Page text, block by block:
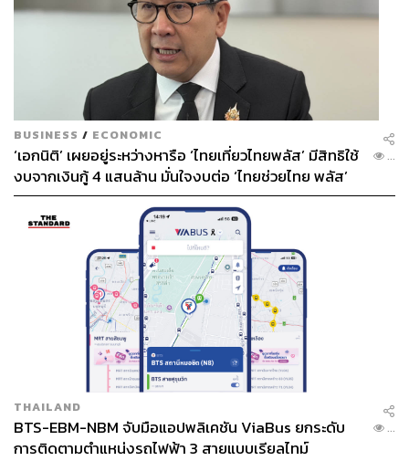
BUSINESS / ECONOMIC
‘เอกนิติ’ เผยอยู่ระหว่างหารือ ‘ไทยเที่ยวไทยพลัส’ มีสิทธิใช้
งบจากเงินกู้ 4 แสนล้าน มั่นใจงบต่อ ‘ไทยช่วยไทย พลัส’
เฟส 2 มีเพียงพอ
...
THAILAND
BTS-EBM-NBM จับมือแอปพลิเคชัน ViaBus ยกระดับ
การติดตามตำแหน่งรถไฟฟ้า 3 สายแบบเรียลไทม์
...